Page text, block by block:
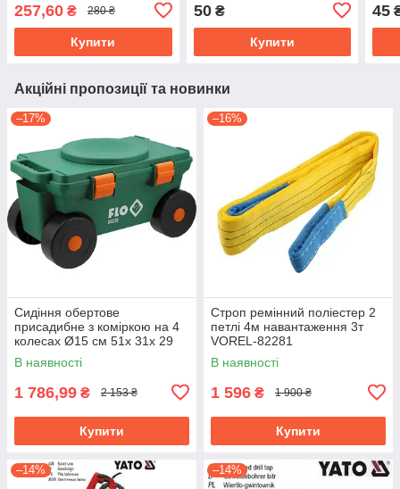
257,60 ₴ 280 ₴
Купити
50₴
Купити
45
Акційні пропозиції та новинки
–17%
Сидіння обертове
присадибне з коміркою на 4
колесах Ø15 см 51х 31х 29
см, для навантаж.- 80 кгFLO-
90230
В наявності
1 786,99 ₴ 2 153 ₴
Купити
–16%
Строп ремінний поліестер 2
петлі 4м навантаження 3т
VOREL-82281
В наявності
1 596 ₴ 1 900 ₴
Купити
–14% –14%